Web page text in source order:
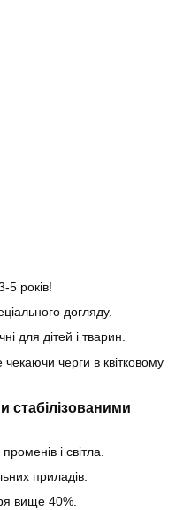
5 років!
догляду.
для дітей і тварин.
черги в квітковому
стабілізованими
і світла.
приладів.
вище 40%.